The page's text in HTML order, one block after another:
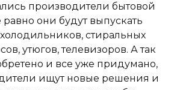
производители бытовой
равно они будут выпускать
стиральных
утюгов, телевизоров. А так
и все уже придумано,
ищут новые решения и